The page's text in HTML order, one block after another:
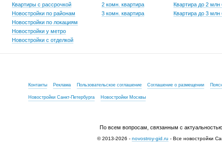
Квартиры с рассрочкой
Новостройки по районам
Новостройки по локациям
Новостройки у метро
Новостройки с отделкой
2 комн. квартира
3 комн. квартира
Квартира до 2 млн
Квартира до 3 млн
Контакты Реклама Пользовательское соглашение Соглашение о размещении
Новостройки Санкт-Петербурга Новостройки Москвы
По всем вопросам, связанным с
© 2013-2026 - novostroy-gid.ru - Все новостройки